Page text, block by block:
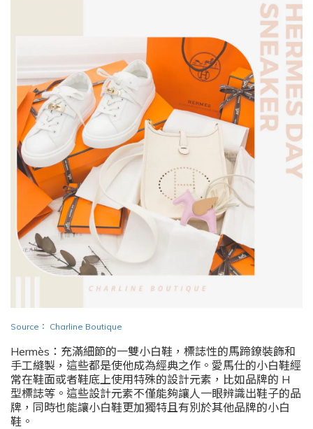
Source ： Charline Boutique
Hermès ：充滿細節的一雙小白鞋，標誌性的馬蹄鐐裝飾和
手工縫製，這些都是使他成為經典之作。愛馬仕的小白鞋經
常在鞋面或者鞋底上使用特殊的設計元素，比如品牌的 H
型標誌等。這些設計元素不僅能夠讓人一眼辨識出鞋子的品
牌，同時也能讓小白鞋更加獨特且有別於其他品牌的小白
鞋。